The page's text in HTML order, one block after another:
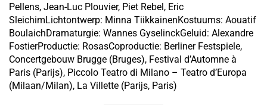
Pellens, Jean-Luc Plouvier, Piet Rebel, Eric
SleichimLichtontwerp: Minna TiikkainenKostuums: Aouatif
BoulaichDramaturgie: Wannes GyselinckGeluid: Alexandre
FostierProductie: RosasCoproductie: Berliner Festspiele,
Concertgebouw Brugge (Bruges), Festival d’Automne à
Paris (Parijs), Piccolo Teatro di Milano – Teatro d’Europa
(Milaan/Milan), La Villette (Parijs, Paris)